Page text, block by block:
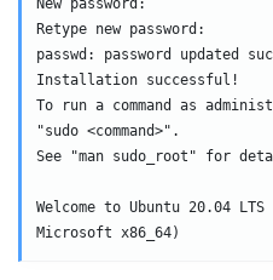
New password:
Retype new password:
passwd: password updated
Installation successful!
To run a command as
"sudo <command>".
See "man sudo_root" for
Welcome to Ubuntu 20.04
Microsoft x86_64)